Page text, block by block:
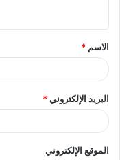
ق
*
الاسم *
البريد الإلكتروني*
الموقع الإلكتروني